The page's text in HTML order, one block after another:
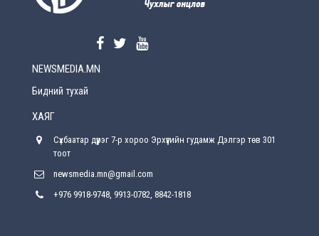
NEWSMEDIA.MN
Бидний тухай
ХАЯГ
Сүхбаатар дүүрэг 7-р хороо Эрхүүгийн гудамж Дэлгэр төв 301
тоот
newsmedia.mn@gmail.com
+976 9918-9748, 9913-0782, 8842-1818